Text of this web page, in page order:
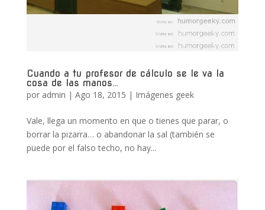
Cuando a tu profesor de cálculo se le va la
cosa de las manos…
por admin | Ago 18, 2015 | Imágenes geek
Vale, llega un momento en que o tienes que parar, o
borrar la pizarra… o abandonar la sal (también se
puede por el falso techo, no hay...